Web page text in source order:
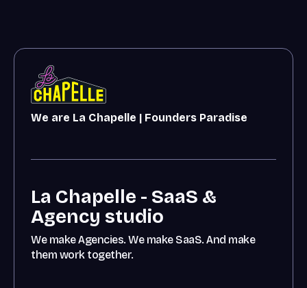
We are La Chapelle | Founders Paradise
La Chapelle - SaaS &
Agency studio
We make Agencies. We make SaaS. And make
them work together.